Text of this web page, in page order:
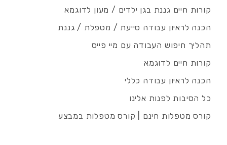
קורות חיים גננת בגן ילדים / מעון לדוגמא
הכנה לראיון עבודה סייעת / מטפלת / גננת
תהליך חיפוש העבודה עם מיי פייס
קורות חיים לדוגמא
הכנה לראיון עבודה כללי
כל הסיבות לפנות אלינו
קורס מטפלות חינם | קורס מטפלות במבצע